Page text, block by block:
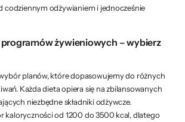
codziennym odżywianiem i jednocześnie
żywieniowych – wybierz
planów, które dopasowujemy do różnych
Każda dieta opiera się na zbilansowanych
niezbędne składniki odżywcze.
kaloryczności od 1200 do 3500 kcal, dlatego